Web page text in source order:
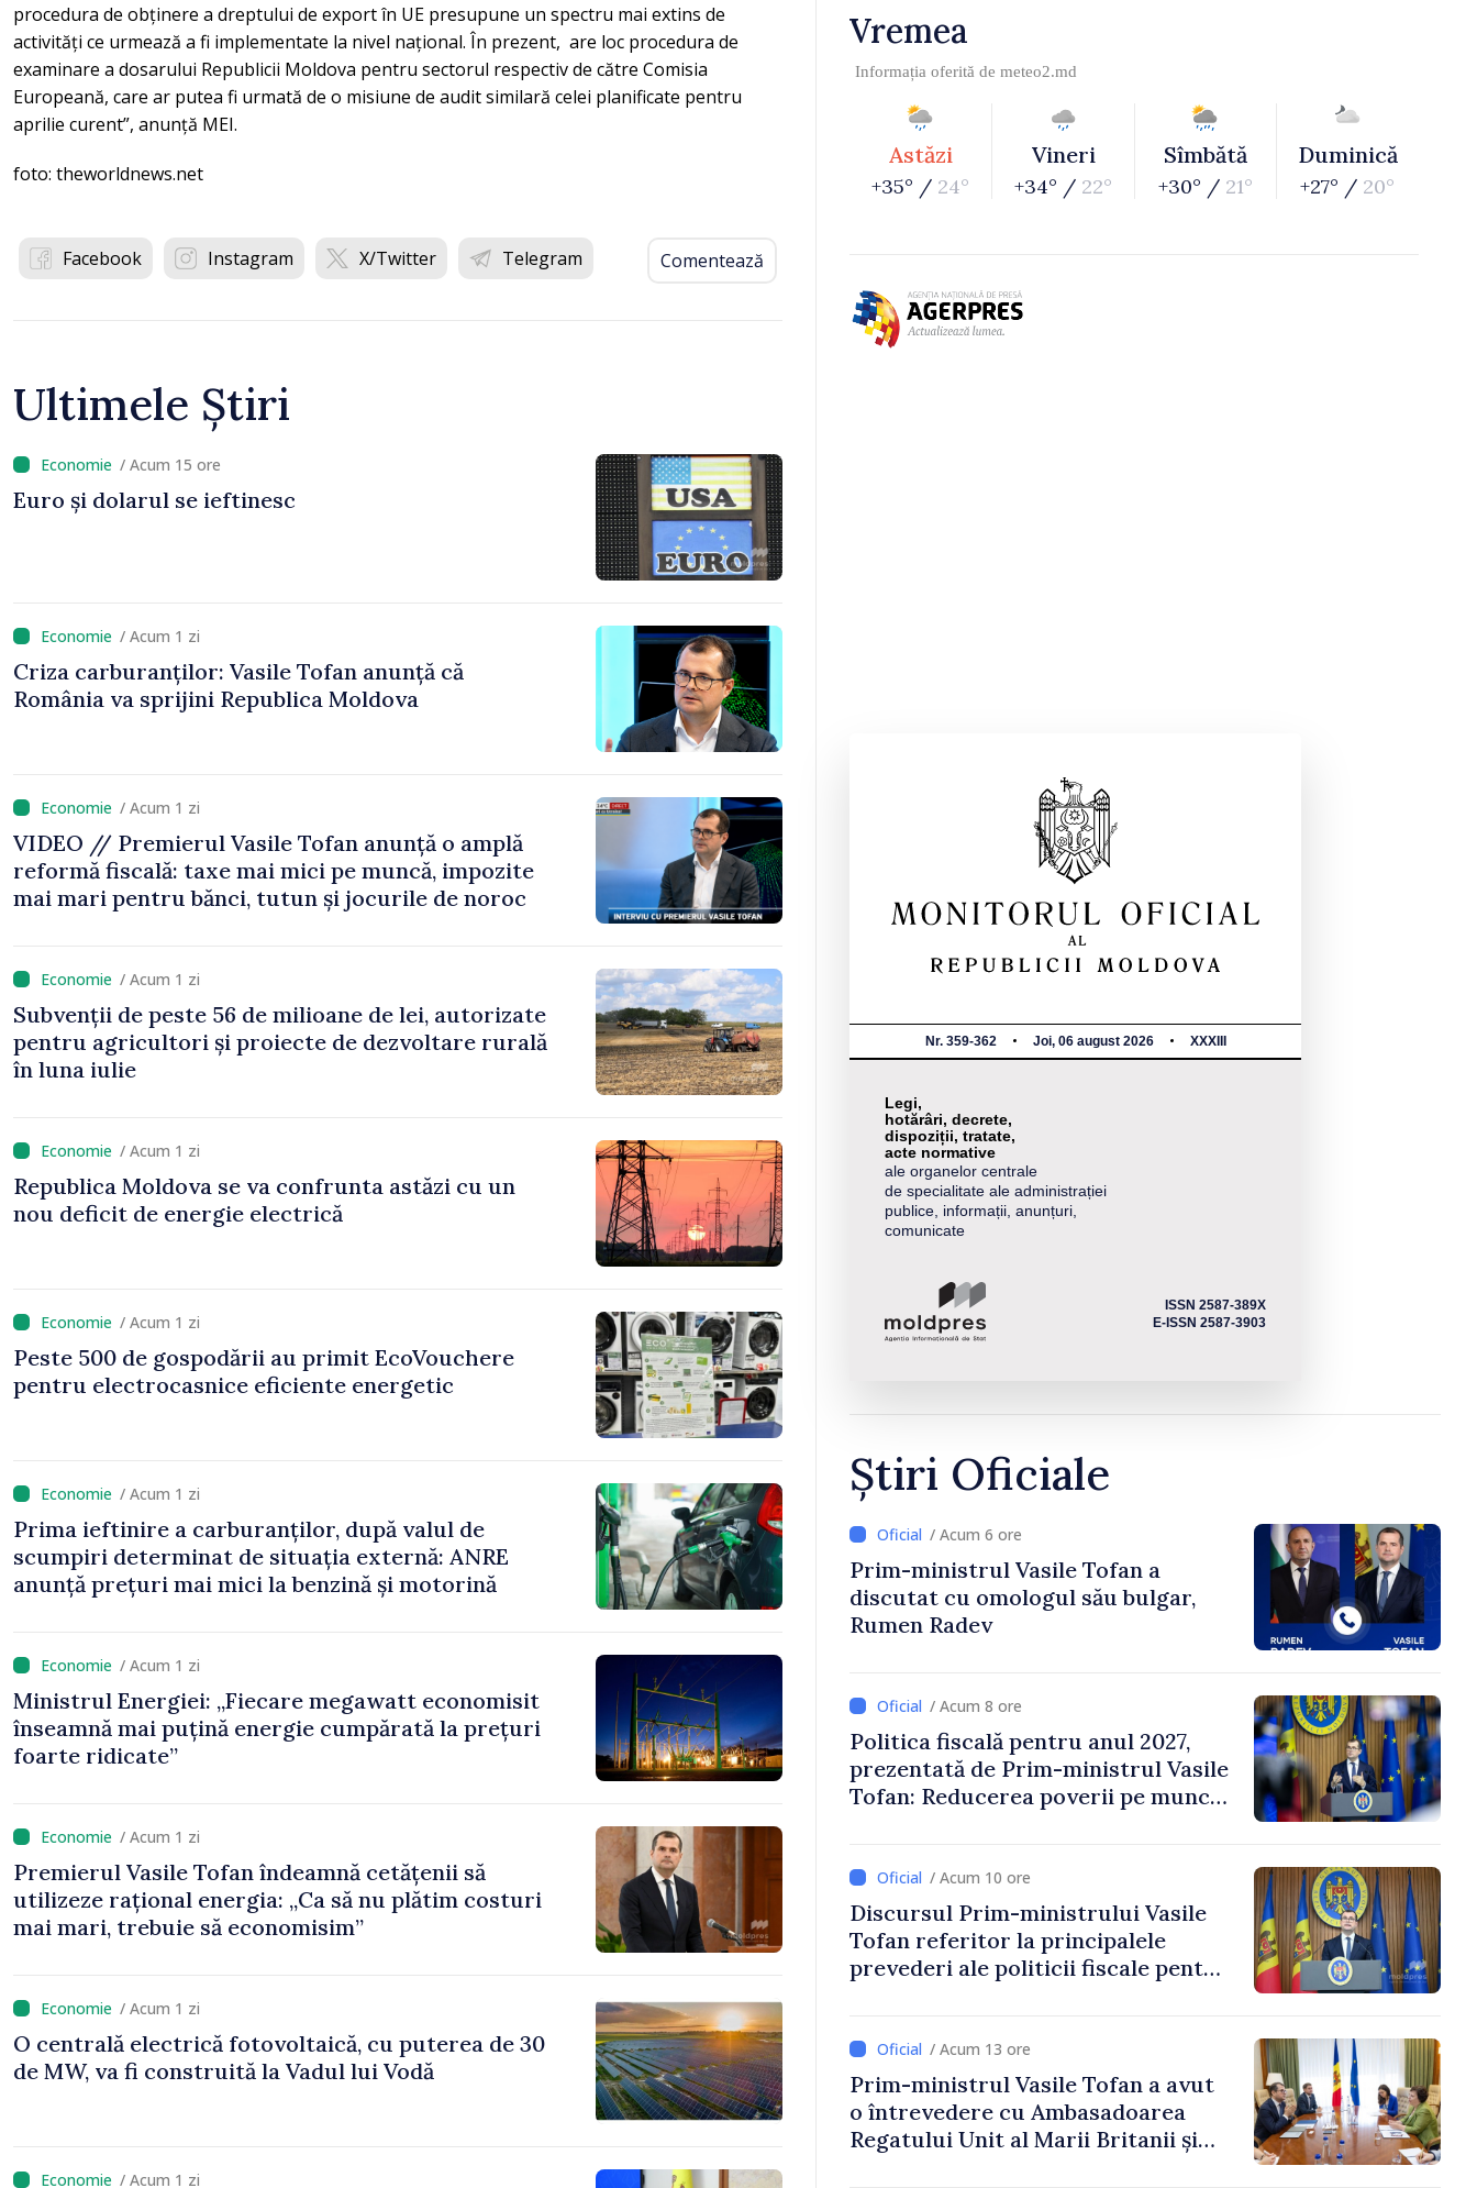
procedura de obținere a dreptului de export în UE presupune un spectru mai extins de
activități ce urmează a fi implementate la nivel național. În prezent, are loc procedura de
examinare a dosarului Republicii Moldova pentru sectorul respectiv de către Comisia
Europeană, care ar putea fi urmată de o misiune de audit similară celei planificate pentru
aprilie curent”, anunță MEI.
foto: theworldnews.net
Facebook Instagram X/Twitter Telegram Comentează
Ultimele Știri
/ Acum 15 ore
Euro și dolarul se ieftinesc
/ Acum 1 zi
Criza carburanților: Vasile Tofan anunță că
România va sprijini Republica Moldova
/ Acum 1 zi
VIDEO // Premierul Vasile Tofan anunță o amplă
reformă fiscală: taxe mai mici pe muncă, impozite
mai mari pentru bănci, tutun și jocurile de noroc
/ Acum 1 zi
Subvenții de peste 56 de milioane de lei, autorizate
pentru agricultori și proiecte de dezvoltare rurală
în luna iulie
/ Acum 1 zi
Republica Moldova se va confrunta astăzi cu un
nou deficit de energie electrică
/ Acum 1 zi
Peste 500 de gospodării au primit EcoVouchere
pentru electrocasnice eficiente energetic
/ Acum 1 zi
Prima ieftinire a carburanților, după valul de
scumpiri determinat de situația externă: ANRE
anunță prețuri mai mici la benzină și motorină
/ Acum 1 zi
Ministrul Energiei: „Fiecare megawatt economisit
înseamnă mai puțină energie cumpărată la prețuri
foarte ridicate”
/ Acum 1 zi
Premierul Vasile Tofan îndeamnă cetățenii să
utilizeze rațional energia: „Ca să nu plătim costuri
mai mari, trebuie să economisim”
/ Acum 1 zi
O centrală electrică fotovoltaică, cu puterea de 30
de MW, va fi construită la Vadul lui Vodă
/ Acum 1 zi
Vremea
Informația oferită de meteo2.md
Astăzi
+35° / 24°
Vineri
+34° / 22°
Sîmbătă
+30° / 21°
Duminică
+27° / 20°
Nr. 359-362 Joi, 06 august 2026 XXXIII
Legi,
hotărâri, decrete,
dispoziții, tratate,
acte normative
ale organelor centrale
de specialitate ale administrației
publice, informații, anunțuri,
comunicate
ISSN 2587-389X
E-ISSN 2587-3903
Știri Oficiale
/ Acum 6 ore
Prim-ministrul Vasile Tofan a
discutat cu omologul său bulgar,
Rumen Radev
/ Acum 8 ore
Politica fiscală pentru anul 2027,
prezentată de Prim-ministrul Vasile
Tofan: Reducerea poverii pe muncă,
/ Acum 10 ore
Discursul Prim-ministrului Vasile
Tofan referitor la principalele
prevederi ale politicii fiscale pentru
/ Acum 13 ore
Prim-ministrul Vasile Tofan a avut
o întrevedere cu Ambasadoarea
Regatului Unit al Marii Britanii și